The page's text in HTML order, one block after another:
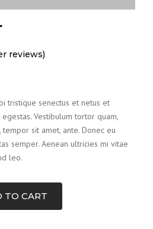
reviews)
tristique senectus et netus et
Vestibulum tortor quam,
sit amet, ante. Donec eu
semper. Aenean ultricies mi vitae
leo.
TO CART